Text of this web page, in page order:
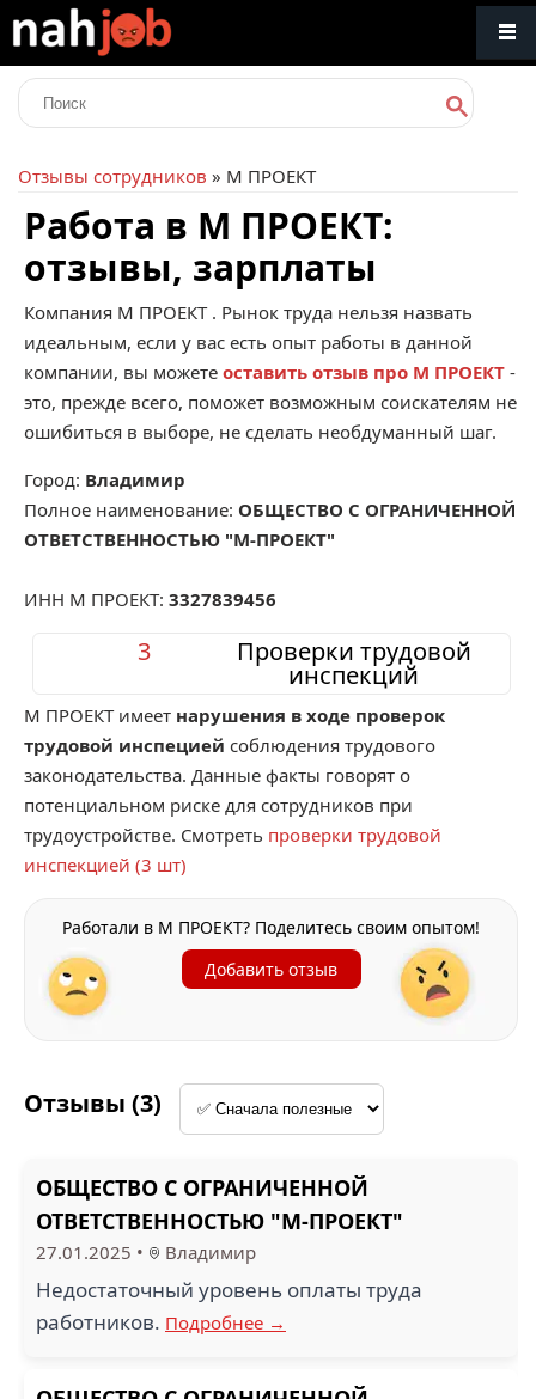
Отзывы сотрудников » М ПРОЕКТ
Работа в М ПРОЕКТ:
отзывы, зарплаты
Компания М ПРОЕКТ. Рынок труда нельзя назвать
идеальным, если у вас есть опыт работы в данной
компании, вы можете оставить отзыв про М ПРОЕКТ -
это, прежде всего, поможет возможным соискателям не
ошибиться в выборе, не сделать необдуманный шаг.
Город: Владимир
Полное наименование: ОБЩЕСТВО С ОГРАНИЧЕННОЙ
ОТВЕТСТВЕННОСТЬЮ "М-ПРОЕКТ"
ИНН М ПРОЕКТ: 3327839456
Проверки трудовой
инспекций
3
М ПРОЕКТ имеет нарушения в ходе проверок
трудовой инспецией соблюдения трудового
законодательства. Данные факты говорят о
потенциальном риске для сотрудников при
трудоустройстве. Смотреть проверки трудовой
инспекцией (3 шт)
Работали в М ПРОЕКТ? Поделитесь своим опытом!
Добавить отзыв
Отзывы (3)
ОБЩЕСТВО С ОГРАНИЧЕННОЙ
ОТВЕТСТВЕННОСТЬЮ "М-ПРОЕКТ"
27.01.2025 • Владимир
Недостаточный уровень оплаты труда
работников. Подробнее →